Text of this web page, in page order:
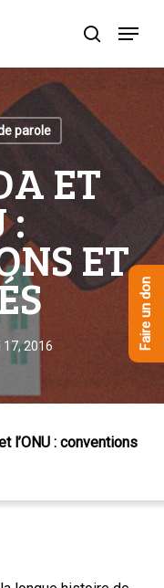
recherche
Menu
parole
ET
:
ET
17, 2016
l’ONU : conventions
Faire un don